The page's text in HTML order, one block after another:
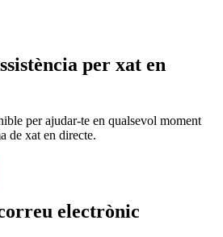
per xat en
per ajudar-te en qualsevol moment
de xat en directe.
electrònic